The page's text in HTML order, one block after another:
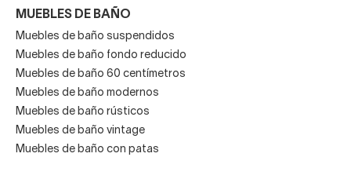
MUEBLES DE BAÑO
Muebles de baño suspendidos
Muebles de baño fondo reducido
Muebles de baño 60 centímetros
Muebles de baño modernos
Muebles de baño rústicos
Muebles de baño vintage
Muebles de baño con patas